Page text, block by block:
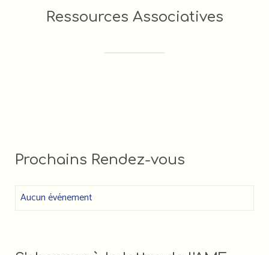
Ressources Associatives
FORMATIONS DES
ASSOCIATIF•VE•S (LIGUE DE
FDVA : LES APPELS À
Prochains Rendez-vous
Aucun événement